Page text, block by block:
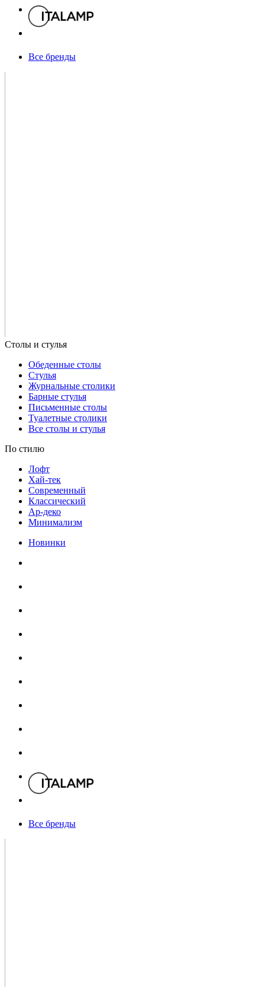
Обеденные столы
Стулья
Журнальные столики
Барные стулья
Письменные столы
Туалетные столики